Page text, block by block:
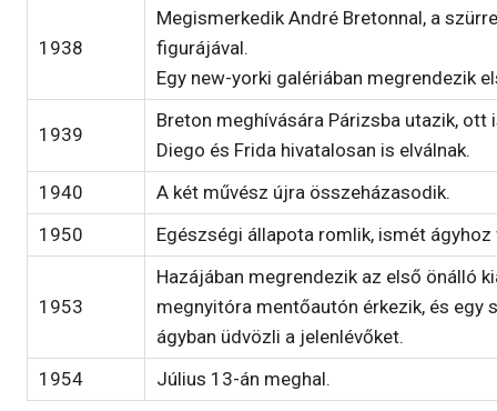
1938
Megismerkedik André Bretonnal, a
figurájával.
Egy new-yorki galériában megrendezik
1939
Breton meghívására Párizsba utazik, ott
Diego és Frida hivatalosan is elválnak.
1940
A két művész újra összeházasodik.
1950
Egészségi állapota romlik, ismét ágyhoz
1953
Hazájában megrendezik az első önálló
megnyitóra mentőautón érkezik, és egy
ágyban üdvözli a jelenlévőket.
1954
Július 13-án meghal.